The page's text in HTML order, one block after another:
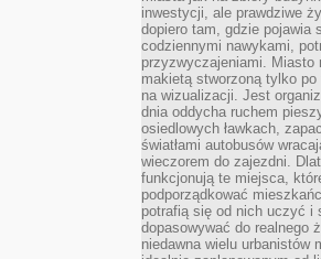
inwestycji, ale prawdziwe
dopiero tam, gdzie pojawia
codziennymi nawykami,
przyzwyczajeniami. Miasto
makietą stworzoną tylko
na wizualizacji. Jest
dnia oddycha ruchem
osiedlowych ławkach,
światłami autobusów
wieczorem do zajezdni.
funkcjonują te miejsca,
podporządkować
potrafią się od nich uczyć i
dopasowywać do realnego
niedawna wielu urbanistów